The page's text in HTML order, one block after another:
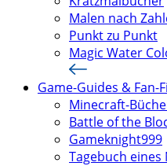
Malen nach
Punkt zu Punkt
Magic Water
Game-Guides & Fan-
Minecraft-
Battle of the
Gameknight999
Tagebuch eines